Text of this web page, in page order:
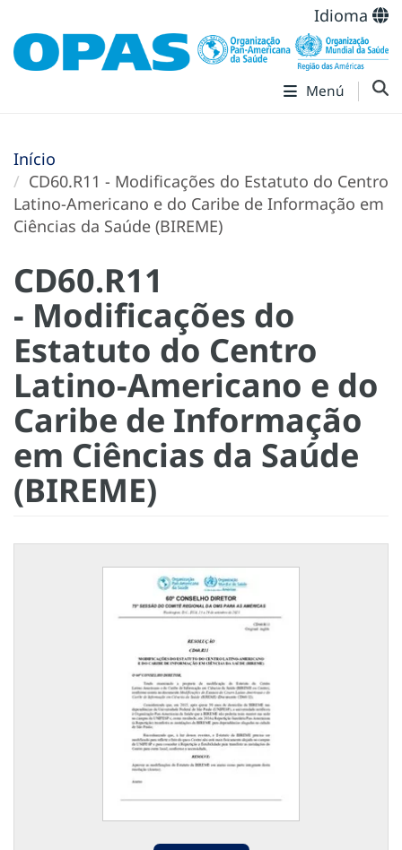
Idioma
Menú
Início
CD60.R11 - Modificações do Estatuto do Centro
Latino-Americano e do Caribe de Informação em
Ciências da Saúde (BIREME)
CD60.R11
- Modificações do
Estatuto do Centro
Latino-Americano e do
Caribe de Informação
em Ciências da Saúde
(BIREME)